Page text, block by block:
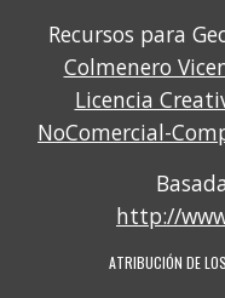
Recursos para
Colmenero
Licencia
NoComercial-
http://
ATRIBUCIÓN DE